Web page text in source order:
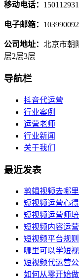
移动电话：
电子邮箱：
公司地址： 北京市朝
层2层3层
导航栏
抖音代运营
行业案例
运营老师
行业新闻
关于我们
最近发表
剪辑视频去哪
短视频运营心
短视频运营师
短视频内容运
短视频平台规
哪里可以学短
短视频代运营
如何从零开始